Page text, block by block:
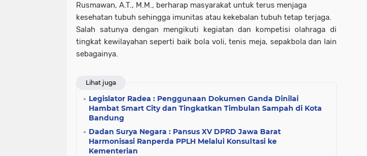
Rusmawan, A.T., M.M., berharap masyarakat untuk terus menjaga
kesehatan tubuh sehingga imunitas atau kekebalan tubuh tetap terjaga.
Salah satunya dengan mengikuti kegiatan dan kompetisi olahraga di
tingkat kewilayahan seperti baik bola voli, tenis meja, sepakbola dan lain
sebagainya.
Lihat juga
Legislator Radea : Penggunaan Dokumen Ganda Dinilai
Hambat Smart City dan Tingkatkan Timbulan Sampah di Kota
Bandung
Dadan Surya Negara : Pansus XV DPRD Jawa Barat
Harmonisasi Ranperda PPLH Melalui Konsultasi ke
Kementerian